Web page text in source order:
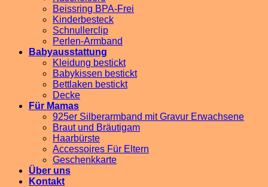
Beissring BPA-Frei
Kinderbesteck
Schnullerclip
Perlen-Armband
Babyausstattung
Kleidung bestickt
Babykissen bestickt
Bettlaken bestickt
Decke
Für Mamas
925er Silberarmband mit Gravur Erwachsene
Braut und Bräutigam
Haarbürste
Accessoires Für Eltern
Geschenkkarte
Über uns
Kontakt